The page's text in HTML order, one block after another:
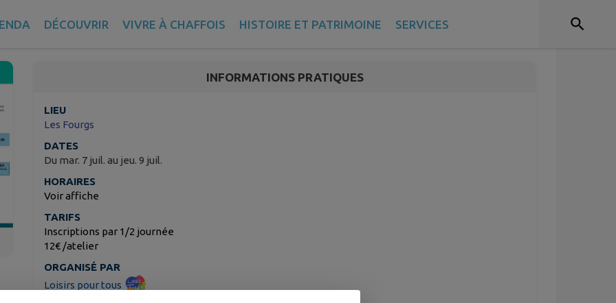
DÉCOUVRIR VIVRE À CHAFFOIS HISTOIRE ET PATRIMOINE SERVICES
INFORMATIONS PRATIQUES
LIEU
Les Fourgs
DATES
Du mar. 7 juil. au jeu. 9 juil.
HORAIRES
Voir affiche
TARIFS
Inscriptions par 1/2 journée
12€ /atelier
ORGANISÉ PAR
Loisirs pour tous